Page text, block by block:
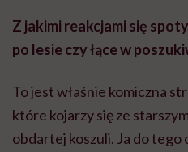
Z jakimi reakcjami się
po lesie czy łące w
To jest właśnie komiczna
które kojarzy się ze
obdartej koszuli. Ja do tego